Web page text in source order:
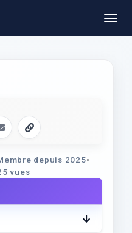
E‑mailCopier le lien
depuis 2025•
vues